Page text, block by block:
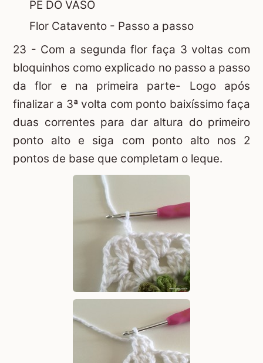
PÉ DO VASO
Flor Catavento - Passo a passo
23 - Com a segunda flor faça 3 voltas com
bloquinhos como explicado no passo a passo
da flor e na primeira parte- Logo após
finalizar a 3ª volta com ponto baixíssimo faça
duas correntes para dar altura do primeiro
ponto alto e siga com ponto alto nos 2
pontos de base que completam o leque.